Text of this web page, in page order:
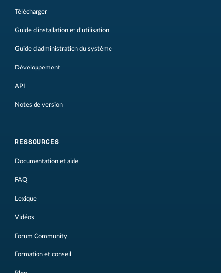
Télécharger
Guide d'installation et d'utilisation
Guide d'administration du système
Développement
API
Notes de version
RESSOURCES
Documentation et aide
FAQ
Lexique
Vidéos
Forum Community
Formation et conseil